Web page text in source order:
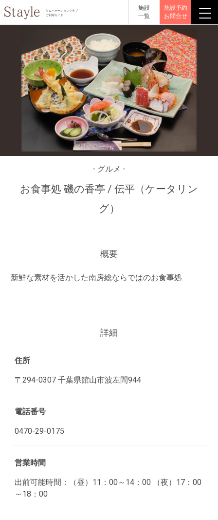
リロバケーションクラブ
ご利用ガイド
施設
一覧
施設予約
お問合せ
- グルメ -
お食事処 磯の香亭 / 伝平（ケータリン
グ）
概要
新鮮な素材を活かした南房総ならではのお食事処
詳細
住所
〒294-0307 千葉県館山市波左間944
電話番号
0470-29-0175
営業時間
出前可能時間：（昼）11：00～14：00 （夜）17：00
～18：00